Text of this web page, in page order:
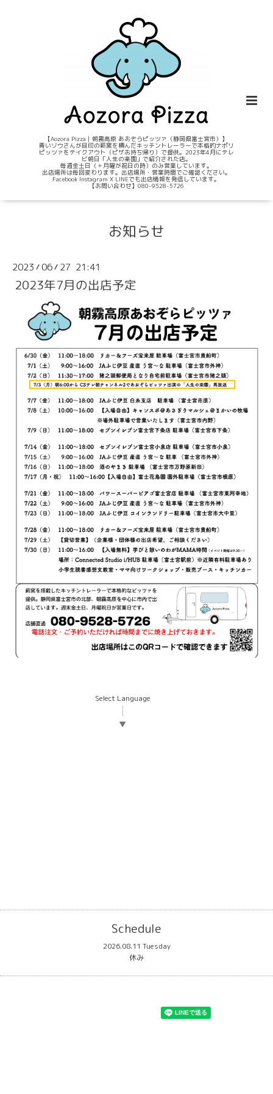
【Aozora Pizza｜朝霧高原 あおぞらピッツァ（静岡県富士宮市）】
青いゾウさんが目印の薪窯を積んだキッチントレーラーで本格的ナポリ
ピッツァをテイクアウト（ピザお持ち帰り）で提供。2023年4月にテレ
ビ朝日「人生の楽園」で紹介された店。
毎週金土日（＋月曜が祝日の時）のみ営業しています。
出店場所は毎回変わります。出店場所・営業時間でご確認ください。
Facebook Instagram X LINEでも出店情報を発信しています。
【お問い合わせ】080-9528-5726
お知らせ
2023 /06/ 27 21:41
2023年7月の出店予定
Select Language
▼
Schedule
2026.08.11 Tuesday
休み